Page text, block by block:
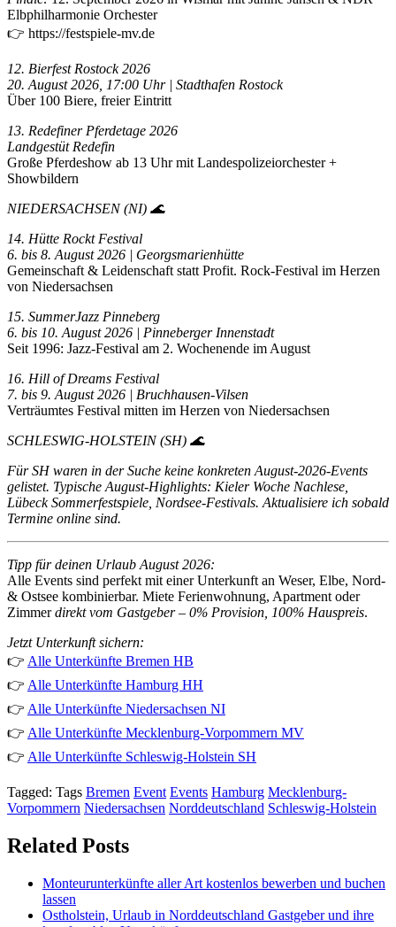
Elbphilharmonie Orchester
👉 https://festspiele-mv.de
12. Bierfest Rostock 2026
20. August 2026, 17:00 Uhr | Stadthafen Rostock
Über 100 Biere, freier Eintritt
13. Redefiner Pferdetage 2026
Landgestüt Redefin
Große Pferdeshow ab 13 Uhr mit Landespolizeiorchester +
Showbildern
NIEDERSACHSEN (NI) 🌊
14. Hütte Rockt Festival
6. bis 8. August 2026 | Georgsmarienhütte
Gemeinschaft & Leidenschaft statt Profit. Rock-Festival im Herzen
von Niedersachsen
15. SummerJazz Pinneberg
6. bis 10. August 2026 | Pinneberger Innenstadt
Seit 1996: Jazz-Festival am 2. Wochenende im August
16. Hill of Dreams Festival
7. bis 9. August 2026 | Bruchhausen-Vilsen
Verträumtes Festival mitten im Herzen von Niedersachsen
SCHLESWIG-HOLSTEIN (SH) 🌊
Für SH waren in der Suche keine konkreten August-2026-Events
gelistet. Typische August-Highlights: Kieler Woche Nachlese,
Lübeck Sommerfestspiele, Nordsee-Festivals. Aktualisiere ich sobald
Termine online sind.
Tipp für deinen Urlaub August 2026:
Alle Events sind perfekt mit einer Unterkunft an Weser, Elbe, Nord-
& Ostsee kombinierbar. Miete Ferienwohnung, Apartment oder
Zimmerdirekt vom Gastgeber – 0% Provision, 100% Hauspreis.
Jetzt Unterkunft sichern:
👉 Alle Unterkünfte Bremen HB
👉 Alle Unterkünfte Hamburg HH
👉 Alle Unterkünfte Niedersachsen NI
👉 Alle Unterkünfte Mecklenburg-Vorpommern MV
👉 Alle Unterkünfte Schleswig-Holstein SH
Tagged: Tags Bremen Event Events Hamburg Mecklenburg-
Vorpommern Niedersachsen Norddeutschland Schleswig-Holstein
Related Posts
Monteurunterkünfte aller Art kostenlos bewerben und buchen
lassen
Ostholstein, Urlaub in Norddeutschland Gastgeber und ihre